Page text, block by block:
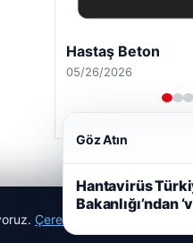
Hastaş Beton
05/26/2026
Çerez Politikamız
Göz Atın
Hantavirüs
Bakanlığı’ndan